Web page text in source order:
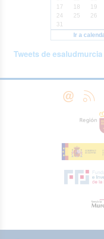
17
18 19
24
25 26
31
Ir a
Tweets de esaludmurcia